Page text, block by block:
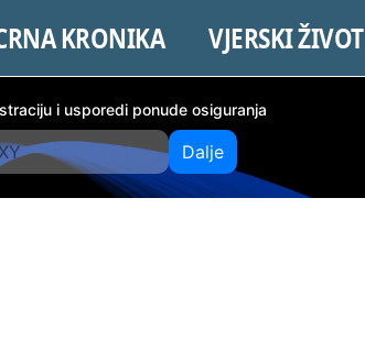
KRONIKA VJERSKI ŽIVOT
i usporedi ponude osiguranja
Dalje